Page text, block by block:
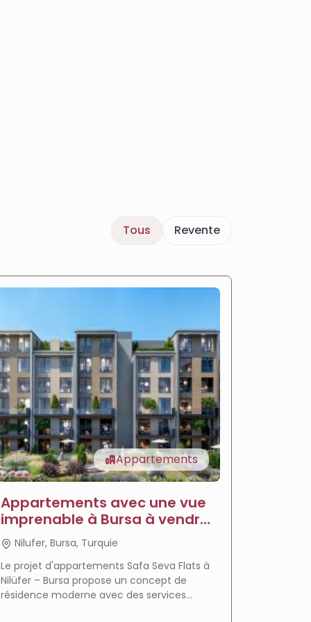
Tous Revente
Appartements
Appartements avec une vue
imprenable à Bursa à vendre
- Appartements Sava
Nilufer, Bursa, Turquie
Le projet d'appartements Safa Seva Flats à
Nilüfer – Bursa propose un concept de
résidence moderne avec des services